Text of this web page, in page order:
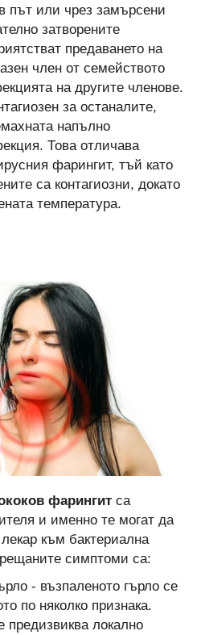
път или чрез замърсени
затворените
предаването на
член от семейството
на другите членове.
за останалите,
напълно
Това отличава
фарингит, тъй като
са контагиозни, докато
температура.
фарингит са
и именно те могат да
към бактериална
симптоми са:
- възпаленото гърло се
по няколко признака.
предизвиква локално